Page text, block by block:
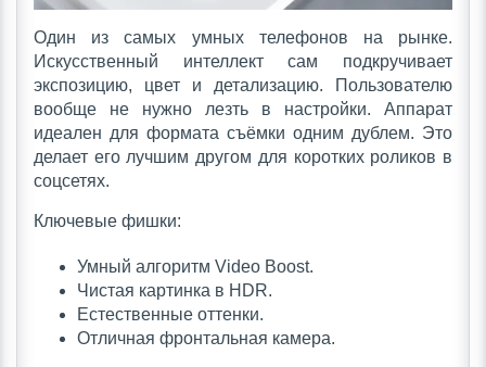
Один из самых умных телефонов на рынке.
Искусственный интеллект сам подкручивает
экспозицию, цвет и детализацию. Пользователю
вообще не нужно лезть в настройки. Аппарат
идеален для формата съёмки одним дублем. Это
делает его лучшим другом для коротких роликов в
соцсетях.
Ключевые фишки:
Умный алгоритм Video Boost.
Чистая картинка в HDR.
Естественные оттенки.
Отличная фронтальная камера.